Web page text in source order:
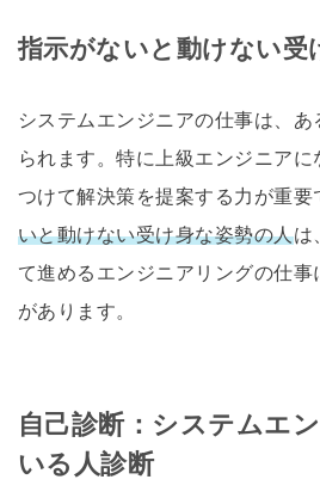
指示がないと動けない受
システムエンジニアの仕事は、
られます。特に上級エンジニア
つけて解決策を提案する力が重要
いと動けない受け身な姿勢の人は
て進めるエンジニアリングの仕
があります。
自己診断：システムエ
いる人診断